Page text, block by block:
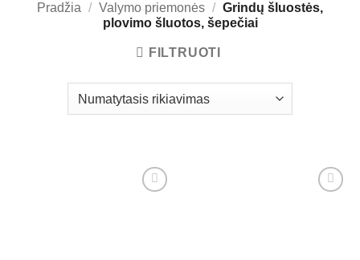
Pradžia / Valymo priemonės / Grindų šluostės,
plovimo šluotos, šepečiai
FILTRUOTI